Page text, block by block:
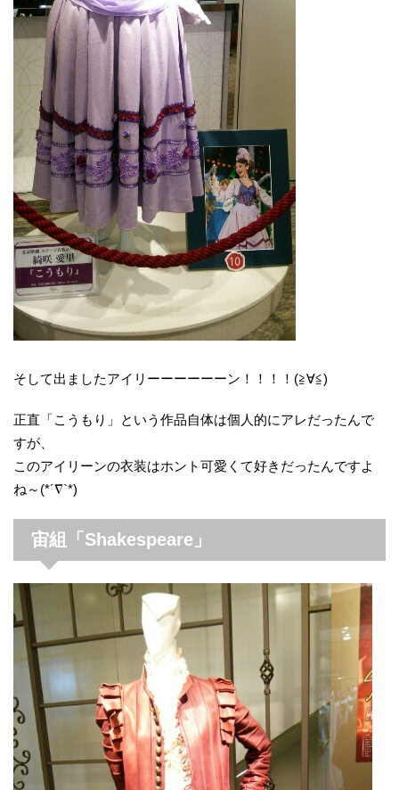
そして出ましたアイリーーーーーーン！！！！(≧∀≦)
正直「こうもり」という作品自体は個人的にアレだったんで
すが、
このアイリーンの衣装はホント可愛くて好きだったんですよ
ね～(*´∇`*)
宙組「Shakespeare」